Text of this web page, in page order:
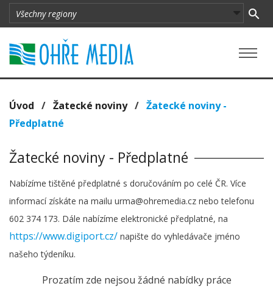
Úvod / Žatecké noviny/ Žatecké noviny -
Předplatné
Žatecké noviny - Předplatné
Nabízíme tištěné předplatné s doručováním po celé ČR. Více
informací získáte na mailu urma@ohremedia.cz nebo telefonu
602 374 173. Dále nabízíme elektronické předplatné, na
https://www.digiport.cz/ napište do vyhledávače jméno
našeho týdeníku.
Prozatím zde nejsou žádné nabídky práce